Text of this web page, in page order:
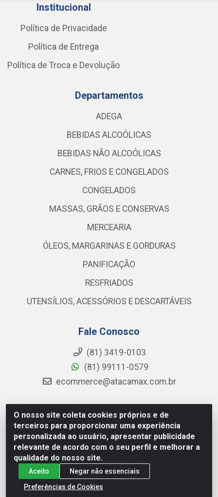
O nosso site coleta cookies próprios e de
terceiros para proporcionar uma experiência
personalizada ao usuário, apresentar publicidade
relevante de acordo com o seu perfil e melhorar a
qualidade do nosso site.
Aceito
Negar não essenciais
Preferências de Cookies
Institucional
Política de Privacidade
Política de Entrega
Política de Troca e Devolução
Departamentos
ADEGA
BEBIDAS ALCOÓLICAS
BEBIDAS NÃO ALCOÓLICAS
CARNES, FRIOS E CONGELADOS
CONGELADOS
MASSAS, GRÃOS E CONSERVAS
MERCEARIA
ÓLEOS, MARGARINAS E GORDURAS
PANIFICAÇÃO
RESFRIADOS
UTENSÍLIOS, ACESSÓRIOS E DESCARTÁVEIS
Fale Conosco
(81) 3419-0103
(81) 99111-0579
ecommerce@atacamax.com.br
Atacamax Importadora de Alimentos LTDA - RODOVIA BR-
101 - SUL, KM 79,60 GP E GALPAO:D - Muribeca, Jaboatão dos
Guararapes - PE, 54355-010 - CNPJ 08.305.623/0001-84